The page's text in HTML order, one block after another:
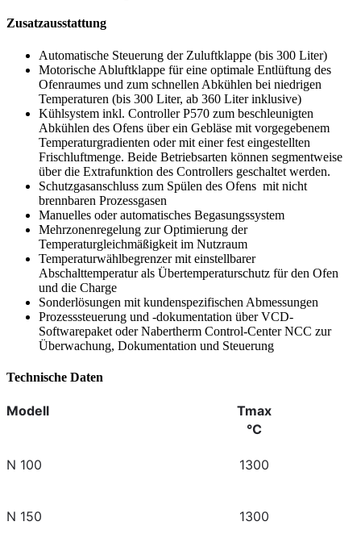
Zusatzausstattung
Automatische Steuerung der Zuluftklappe (bis 300 Liter)
Motorische Abluftklappe für eine optimale Entlüftung des
Ofenraumes und zum schnellen Abkühlen bei niedrigen
Temperaturen (bis 300 Liter, ab 360 Liter inklusive)
Kühlsystem inkl. Controller P570 zum beschleunigten
Abkühlen des Ofens über ein Gebläse mit vorgegebenem
Temperaturgradienten oder mit einer fest eingestellten
Frischluftmenge. Beide Betriebsarten können segmentweise
über die Extrafunktion des Controllers geschaltet werden.
Schutzgasanschluss zum Spülen des Ofens mit nicht
brennbaren Prozessgasen
Manuelles oder automatisches Begasungssystem
Mehrzonenregelung zur Optimierung der
Temperaturgleichmäßigkeit im Nutzraum
Temperaturwählbegrenzer mit einstellbarer
Abschalttemperatur als Übertemperaturschutz für den Ofen
und die Charge
Sonderlösungen mit kundenspezifischen Abmessungen
Prozesssteuerung und -dokumentation über VCD-
Softwarepaket oder Nabertherm Control-Center NCC zur
Überwachung, Dokumentation und Steuerung
Technische Daten
Modell
Tmax
°C
N 100 1300
N 150 1300